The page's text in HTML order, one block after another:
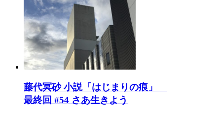
藤代冥砂 小説「はじまりの痕」
最終回 #54 さあ生きよう